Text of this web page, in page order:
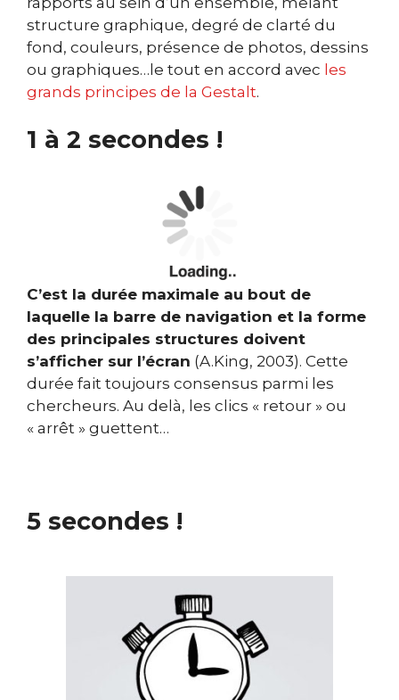
structure graphique, degré de clarté du
fond, couleurs, présence de photos, dessins
ou graphiques…le tout en accord avec les
grands principes de la Gestalt.
1 à 2 secondes !
C’est la durée maximale au bout de
laquelle la barre de navigation et la forme
des principales structures doivent
s’afficher sur l’écran (A.King, 2003). Cette
durée fait toujours consensus parmi les
chercheurs. Au delà, les clics « retour » ou
« arrêt » guettent…
5 secondes !